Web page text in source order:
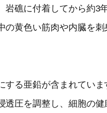
礁に付着してから約3
黄色い筋肉や内臓を
る亜鉛が含まれていま
圧を調整し、細胞の